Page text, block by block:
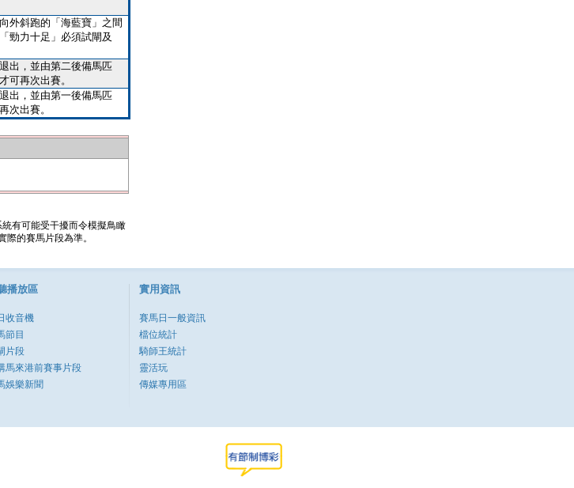
外斜跑的「海藍寶」之間
勁力十足」必須試閘及
出，並由第二後備馬匹
可再次出賽。
出，並由第一後備馬匹
次出賽。
有可能受干擾而令模擬鳥瞰
的賽馬片段為準。
播放區
收音機
節目
片段
馬來港前賽事片段
娛樂新聞
實用資訊
賽馬日一般資訊
檔位統計
騎師王統計
靈活玩
傳媒專用區